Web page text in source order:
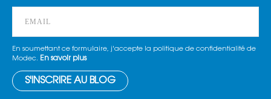
En soumettant ce formulaire, j'accepte la politique de confidentialité de
Modec. En savoir plus